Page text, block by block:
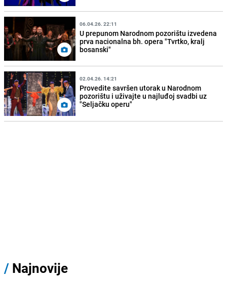
06.04.26. 22:11
U prepunom Narodnom pozorištu izvedena
prva nacionalna bh. opera "Tvrtko, kralj
bosanski"
02.04.26. 14:21
Provedite savršen utorak u Narodnom
pozorištu i uživajte u najluđoj svadbi uz
"Seljačku operu"
/ Najnovije